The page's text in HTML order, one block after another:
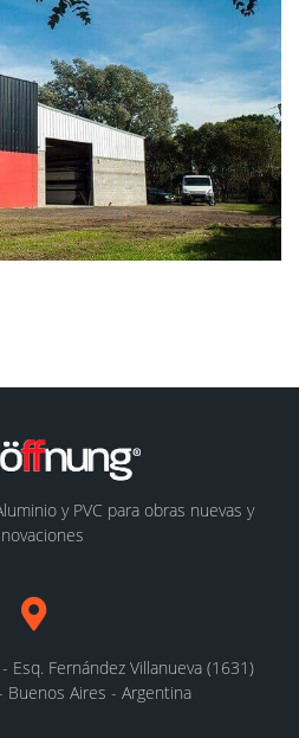
y PVC para obras nuevas y
Esq. Fernández Villanueva (1631)
Buenos Aires - Argentina